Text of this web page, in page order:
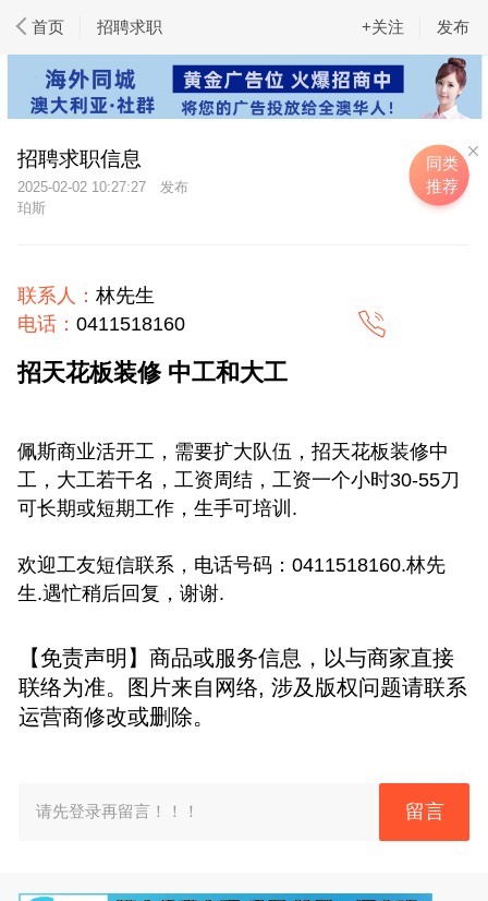
首页 招聘求职 发布
+关注
招聘求职信息
2025-02-02 10:27:27
珀斯
联系人： 林先生
电话： 0411518160
招天花板装修 中工和大工
佩斯商业活开工，需要扩大队伍，招天花板装修中
工，大工若干名，工资周结，工资一个小时30-55刀
可长期或短期工作，生手可培训.
欢迎工友短信联系，电话号码：0411518160.林先
生.遇忙稍后回复，谢谢.
【免责声明】商品或服务信息，以与商家直接
联络为准。图片来自网络, 涉及版权问题请联系
运营商修改或删除。
请先登录再留言！！！ 留言
同类
推荐